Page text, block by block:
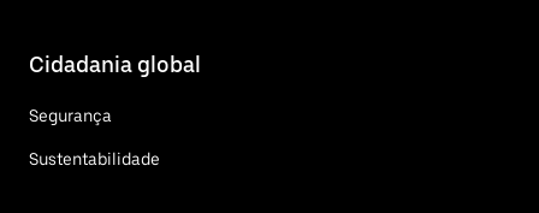
Cidadania global
Segurança
Sustentabilidade